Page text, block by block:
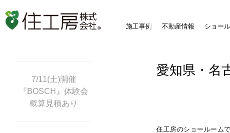
施工事例 不動産情報 ショー
愛知県・名
住工房のショールーム
7/11(土)開催
『BOSCH』体験会
概算見積あり